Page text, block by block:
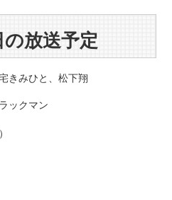
放送予定
みひと、松下翔
クマン